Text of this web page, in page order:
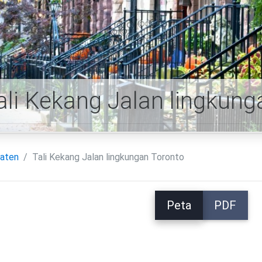
Kekang Jalan
Tali Kekang Jalan lingkungan Toronto
Peta PDF